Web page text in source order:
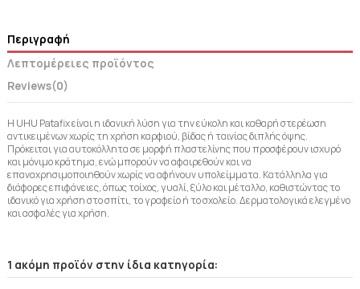
Περιγραφή
Λεπτομέρειες προϊόντος
Reviews(0)
Η UHU Patafix είναι η ιδανική λύση για την εύκολη και καθαρή στερέωση
αντικειμένων χωρίς τη χρήση καρφιού, βίδας ή ταινίας διπλής όψης.
Πρόκειται για αυτοκόλλητα σε μορφή πλαστελίνης που προσφέρουν ισχυρό
και μόνιμο κράτημα, ενώ μπορούν να αφαιρεθούν και να
επαναχρησιμοποιηθούν χωρίς να αφήνουν υπολείμματα. Κατάλληλα για
διάφορες επιφάνειες, όπως τοίχος, γυαλί, ξύλο και μέταλλο, καθιστώντας το
ιδανικό για χρήση στο σπίτι, το γραφείο ή το σχολείο. Δερματολογικά ελεγμένο
και ασφαλές για χρήση.
1 ακόμη προϊόν στην ίδια κατηγορία: